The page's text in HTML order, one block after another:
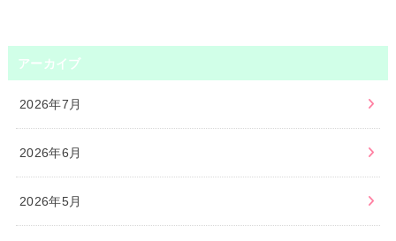
アーカイブ
2026年7月
2026年6月
2026年5月